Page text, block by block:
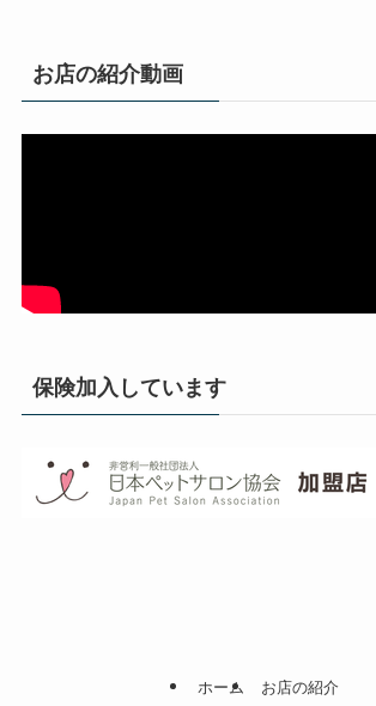
お店の紹介動画
保険加入しています
ホーム お店の紹介